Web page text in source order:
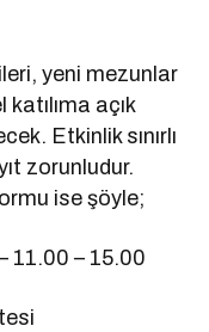
yeni mezunlar
açık
Etkinlik sınırlı
zorunludur.
ise şöyle;
11.00 – 15.00